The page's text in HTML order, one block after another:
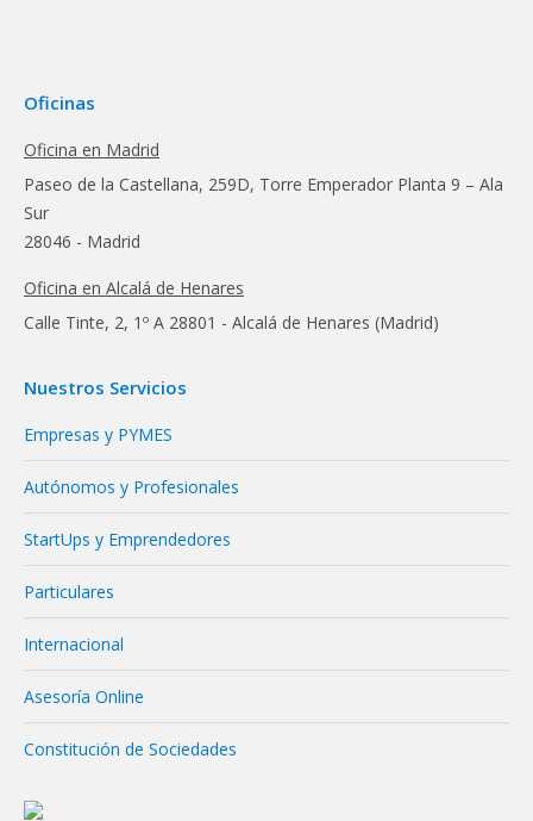
Oficinas
Oficina en Madrid
Paseo de la Castellana, 259D, Torre Emperador Planta 9 – Ala
Sur
28046 - Madrid
Oficina en Alcalá de Henares
Calle Tinte, 2, 1º A 28801 - Alcalá de Henares (Madrid)
Nuestros Servicios
Empresas y PYMES
Autónomos y Profesionales
StartUps y Emprendedores
Particulares
Internacional
Asesoría Online
Constitución de Sociedades